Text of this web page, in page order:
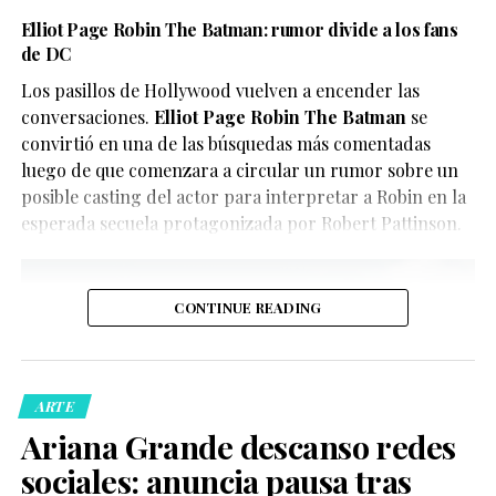
El reparto reúne a figuras como Penélope Cruz,
Glenn Close .
En este caso, el objetivo del video parece ser
únicamente divertir a los seguidores de X-Men, quienes
han convertido el clip en uno de los contenidos virales
del momento.
acudieron al domicilio tras recibir llamadas de personas
preocupadas por el bienestar del creador de contenido.
Posteriormente, las autoridades confirmaron que la
persona fue trasladada de manera segura a un hospital
Elliot Page Robin The Batman: rumor divide a los fans
de DC
Los pasillos de Hollywood vuelven a encender las
conversaciones. Elliot Page Robin The Batmanse
convirtió en una de las búsquedas más comentadas
luego de que comenzara a circular un rumor sobre un
posible casting del actor para interpretar a Robin en la
esperada secuela protagonizada por Robert Pattinson.
CONTINUE READING
ARTE
Ariana Grande descanso redes
sociales: anuncia pausa tras